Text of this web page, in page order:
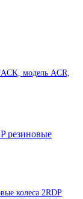
модель ACR,
колеса 2RDP